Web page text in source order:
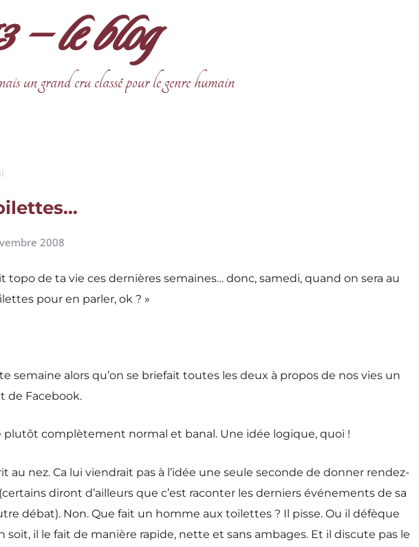
le blog
un grand cru classé pour le genre humain
2008
topo de ta vie ces dernières semaines… donc, samedi, quand on sera au
pour en parler, ok ? »
semaine alors qu’on se briefait toutes les deux à propos de nos vies un
de Facebook.
plutôt complètement normal et banal. Une idée logique, quoi !
nez. Ca lui viendrait pas à l’idée une seule seconde de donner rendez-
diront d’ailleurs que c’est raconter les derniers événements de sa
débat). Non. Que fait un homme aux toilettes ? Il pisse. Ou il défèque
soit, il le fait de manière rapide, nette et sans ambages. Et il discute pas le